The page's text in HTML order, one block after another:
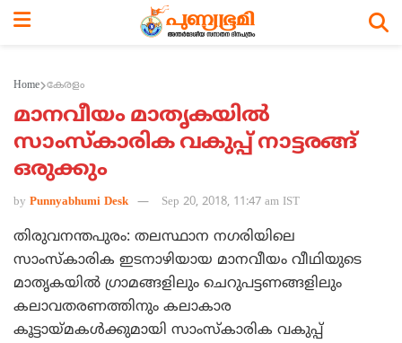
Home കേരളം
മാനവീയം മാതൃകയില്‍
സാംസ്‌കാരിക വകുപ്പ് നാട്ടരങ്ങ്
ഒരുക്കും
by Punnyabhumi Desk Sep 20, 2018, 11:47 am IST
തിരുവനന്തപുരം: തലസ്ഥാന നഗരിയിലെ
സാംസ്‌കാരിക ഇടനാഴിയായ മാനവീയം വീഥിയുടെ
മാതൃകയില്‍ ഗ്രാമങ്ങളിലും ചെറുപട്ടണങ്ങളിലും
കലാവതരണത്തിനും കലാകാര
കൂട്ടായ്മകള്‍ക്കുമായി സാംസ്‌കാരിക വകുപ്പ്